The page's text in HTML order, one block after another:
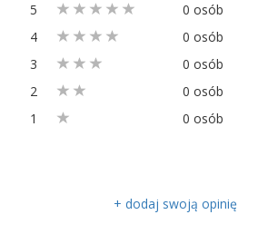
5
0 osób
4
0 osób
3
0 osób
2
0 osób
1
0 osób
+ dodaj swoją opinię